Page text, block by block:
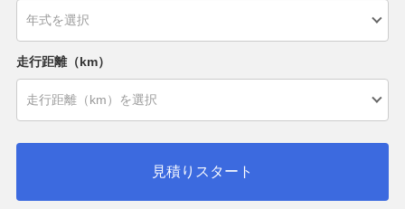
走行距離（km）
見積りスタート